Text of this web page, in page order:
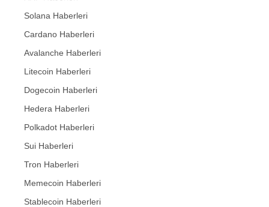
Solana Haberleri
Cardano Haberleri
Avalanche Haberleri
Litecoin Haberleri
Dogecoin Haberleri
Hedera Haberleri
Polkadot Haberleri
Sui Haberleri
Tron Haberleri
Memecoin Haberleri
Stablecoin Haberleri